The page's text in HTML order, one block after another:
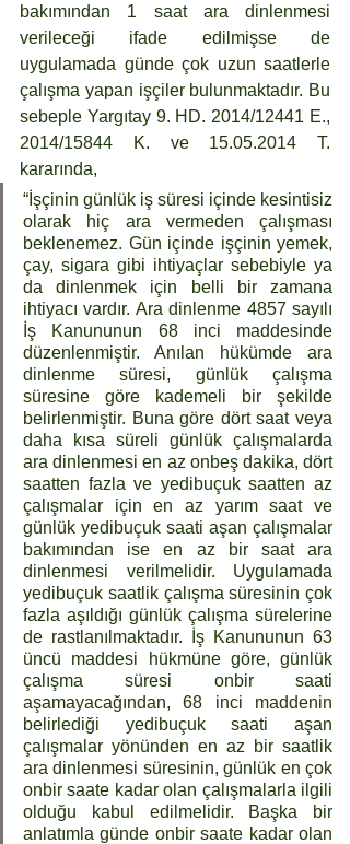
bakımından 1 saat ara dinlenmesi
verileceği ifade edilmişse de
uygulamada günde çok uzun saatlerle
çalışma yapan işçiler bulunmaktadır. Bu
sebeple Yargıtay 9. HD. 2014/12441 E.,
2014/15844 K. ve 15.05.2014 T.
kararında,
“İşçinin günlük iş süresi içinde kesintisiz
olarak hiç ara vermeden çalışması
beklenemez. Gün içinde işçinin yemek,
çay, sigara gibi ihtiyaçlar sebebiyle ya
da dinlenmek için belli bir zamana
ihtiyacı vardır. Ara dinlenme 4857 sayılı
İş Kanununun 68 inci maddesinde
düzenlenmiştir. Anılan hükümde ara
dinlenme süresi, günlük çalışma
süresine göre kademeli bir şekilde
belirlenmiştir. Buna göre dört saat veya
daha kısa süreli günlük çalışmalarda
ara dinlenmesi en az onbeş dakika, dört
saatten fazla ve yedibuçuk saatten az
çalışmalar için en az yarım saat ve
günlük yedibuçuk saati aşan çalışmalar
bakımından ise en az bir saat ara
dinlenmesi verilmelidir. Uygulamada
yedibuçuk saatlik çalışma süresinin çok
fazla aşıldığı günlük çalışma sürelerine
de rastlanılmaktadır. İş Kanununun 63
üncü maddesi hükmüne göre, günlük
çalışma süresi onbir saati
aşamayacağından, 68 inci maddenin
belirlediği yedibuçuk saati aşan
çalışmalar yönünden en az bir saatlik
ara dinlenmesi süresinin, günlük en çok
onbir saate kadar olan çalışmalarla ilgili
olduğu kabul edilmelidir. Başka bir
anlatımla günde onbir saate kadar olan